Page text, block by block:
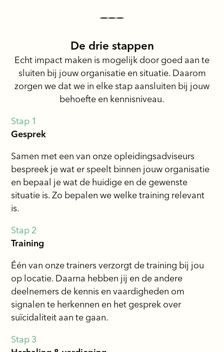
De drie stappen
Echt impact maken is mogelijk door goed aan te
sluiten bij jouw organisatie en situatie. Daarom
zorgen we dat we in elke stap aansluiten bij jouw
behoefte en kennisniveau.
Stap 1
Gesprek
Samen met een van onze opleidingsadviseurs
bespreek je wat er speelt binnen jouw organisatie
en bepaal je wat de huidige en de gewenste
situatie is. Zo bepalen we welke training relevant
is.
Stap 2
Training
Één van onze trainers verzorgt de training bij jou
op locatie. Daarna hebben jij en de andere
deelnemers de kennis en vaardigheden om
signalen te herkennen en het gesprek over
suïcidaliteit aan te gaan.
Stap 3